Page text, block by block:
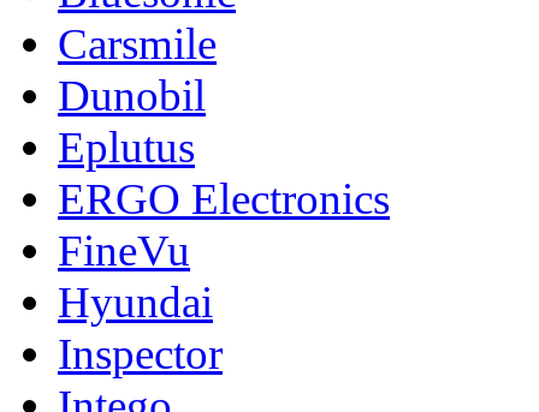
Carsmile
Dunobil
Eplutus
ERGO Electronics
FineVu
Hyundai
Inspector